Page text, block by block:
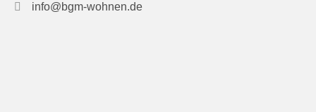
info@bgm-wohnen.de